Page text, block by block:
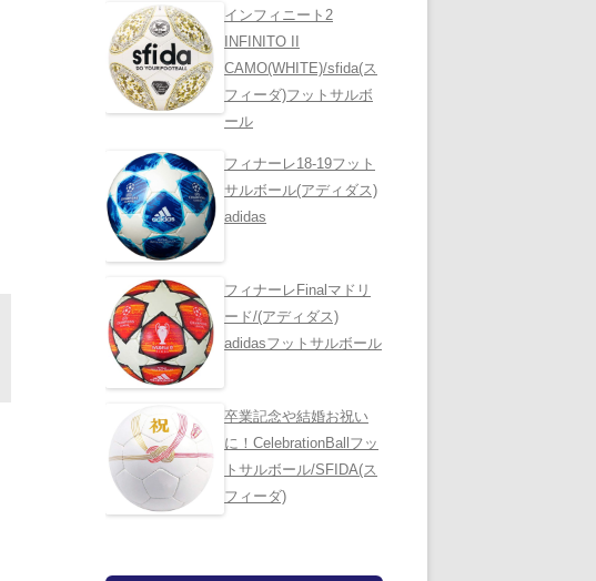
インフィニート2
INFINITO II
CAMO(WHITE)/sfida(ス
フィーダ)フットサルボ
ール
フィナーレ18-19フット
サルボール(アディダス)
adidas
フィナーレFinalマドリ
ード/(アディダス)
adidasフットサルボール
卒業記念や結婚お祝い
に！CelebrationBallフッ
トサルボール/SFIDA(ス
フィーダ)